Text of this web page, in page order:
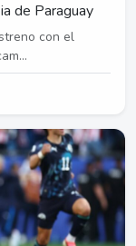
de Paraguay
con el